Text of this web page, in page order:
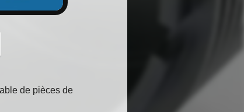
de pièces de